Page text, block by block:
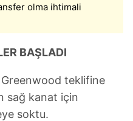
olma ihtimali
BAŞLADI
Greenwood teklifine
sağ kanat için
soktu.